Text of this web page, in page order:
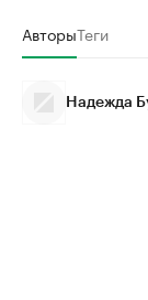
АвторыТеги
Надежда